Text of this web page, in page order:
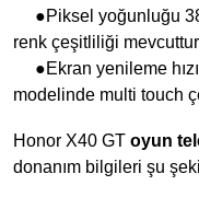
●Piksel yoğunluğu
renk çeşitliliği
●Ekran yenileme
modelinde multi touch
Honor X40 GT oyun
donanım bilgileri şu